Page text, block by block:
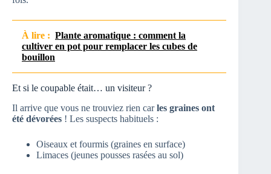
À lire : Plante aromatique : comment la
cultiver en pot pour remplacer les cubes de
bouillon
Et si le coupable était… un visiteur ?
Il arrive que vous ne trouviez rien carles graines ont
été dévorées ! Les suspects habituels :
Oiseaux et fourmis (graines en surface)
Limaces (jeunes pousses rasées au sol)